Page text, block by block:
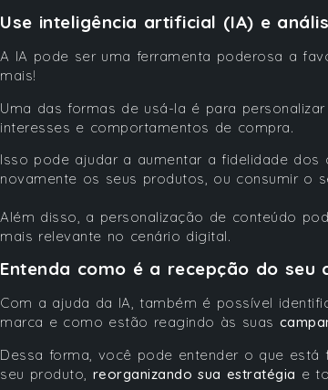
Use inteligência artificial (IA) e
A IA pode ser uma ferramenta poderosa a
mais!
Uma das formas de usá-la é para
interesses e comportamentos de compra.
Isso pode ajudar a aumentar a fidelidade
novamente os seus produtos, ou consumir o
Além disso, a personalização de conteúdo
mais relevante no cenário digital.
Entenda como é a recepção do seu
Com a ajuda da IA, também é possível
marca e como estão reagindo às suas
Dessa forma, você pode entender o que
seu produto, reorganizando sua estratégia e